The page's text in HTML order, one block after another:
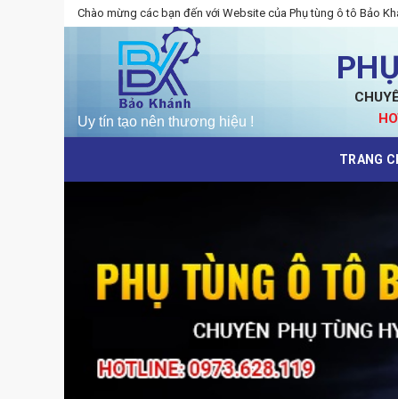
Skip
to
Chào mừng các bạn đến với Website của Phụ tùng ô tô Bảo
TRANG